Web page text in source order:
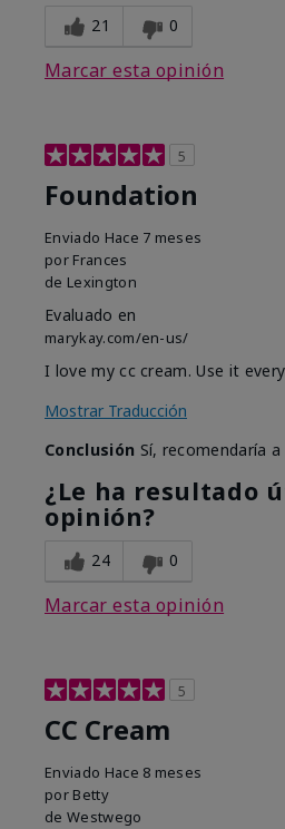
21 0
Marcar esta opinión
5
Foundation
Enviado Hace 7 meses
por Frances
de Lexington
Evaluado en
marykay.com/en-us/
I love my cc cream. Use it
Mostrar Traducción
Conclusión Sí, recomendaría
¿Le ha resultado
opinión?
24 0
Marcar esta opinión
5
CC Cream
Enviado Hace 8 meses
por Betty
de Westwego